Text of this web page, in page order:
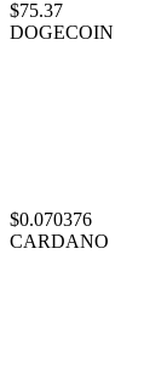
$75.37
DOGECOIN
$0.070376
CARDANO